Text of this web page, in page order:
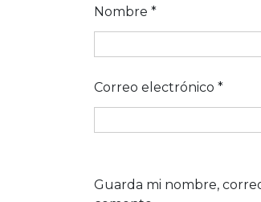
Nombre *
Correo electrónico *
Guarda mi nombre,